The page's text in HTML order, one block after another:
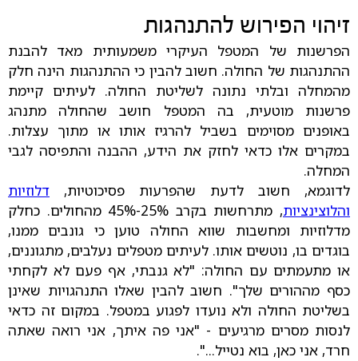
זיהוי הפירוש להתנהגות
הפרשנות של המטפל העיקרי משמעותית מאד להבנת
ההתנהגות של החולה. חשוב להבין כי ההתנהגות הינה חלק
מהמחלה ובלתי נתונה לשליטת החולה. לעיתים קיימת
פרשנות מוטעית, בה המטפל חושב שהחולה מתנהג
באופנים מסוימים בשביל להרגיז אותו או מתוך עצלות.
במקרים אלו כדאי לחזק את הידע, ההבנה והתפיסה לגבי
המחלה.
לדוגמא, חשוב לדעת שהפרעות פסיכוטיות, דלוזיות
והלוצינציות
, מתרחשות בקרב 25%-45% מהחולים. כחלק
מדלוזיות ומחשבות שווא החולה טוען כי גונבים ממנו,
בוגדים בו, נוטשים אותו. לעיתים מטפלים נעלבים, מתגוננים,
או מתעמתים עם החולה: "לא גנבתי, אף פעם לא לקחתי
כסף מההורים שלך". חשוב להבין שאלו התנהגויות שאינן
בשליטת החולה ולא נועדו לפגוע במטפל. במקום זה כדאי
לנסות מסרים מרגיעים - "אני פה איתך, אני רואה שאתה
חרד, אני כאן, בוא נטייל...".